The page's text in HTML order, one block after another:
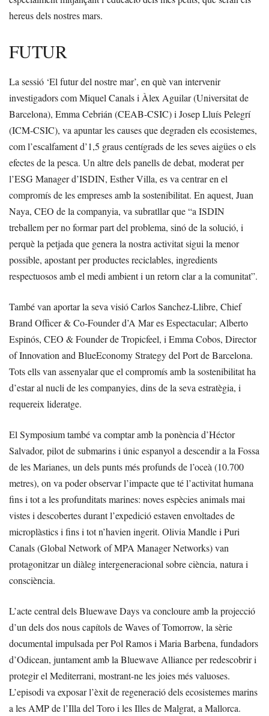
hereus dels nostres mars.
FUTUR
La sessió ‘El futur del nostre mar’, en què van intervenir
investigadors com Miquel Canals i Àlex Aguilar (Universitat de
Barcelona), Emma Cebrián (CEAB-CSIC) i Josep Lluís Pelegrí
(ICM-CSIC), va apuntar les causes que degraden els ecosistemes,
com l’escalfament d’1,5 graus centígrads de les seves aigües o els
efectes de la pesca. Un altre dels panells de debat, moderat per
l’ESG Manager d’ISDIN, Esther Villa, es va centrar en el
compromís de les empreses amb la sostenibilitat. En aquest, Juan
Naya, CEO de la companyia, va subratllar que “a ISDIN
treballem per no formar part del problema, sinó de la solució, i
perquè la petjada que genera la nostra activitat sigui la menor
possible, apostant per productes reciclables, ingredients
respectuosos amb el medi ambient i un retorn clar a la comunitat”.
També van aportar la seva visió Carlos Sanchez-Llibre, Chief
Brand Officer & Co-Founder d’A Mar es Espectacular; Alberto
Espinós, CEO & Founder de Tropicfeel, i Emma Cobos, Director
of Innovation and BlueEconomy Strategy del Port de Barcelona.
Tots ells van assenyalar que el compromís amb la sostenibilitat ha
d’estar al nucli de les companyies, dins de la seva estratègia, i
requereix lideratge.
El Symposium també va comptar amb la ponència d’Héctor
Salvador, pilot de submarins i únic espanyol a descendir a la Fossa
de les Marianes, un dels punts més profunds de l’oceà (10.700
metres), on va poder observar l’impacte que té l’activitat humana
fins i tot a les profunditats marines: noves espècies animals mai
vistes i descobertes durant l’expedició estaven envoltades de
microplàstics i fins i tot n’havien ingerit. Olivia Mandle i Puri
Canals (Global Network of MPA Manager Networks) van
protagonitzar un diàleg intergeneracional sobre ciència, natura i
consciència.
L’acte central dels Bluewave Days va concloure amb la projecció
d’un dels dos nous capítols de Waves of Tomorrow, la sèrie
documental impulsada per Pol Ramos i Maria Barbena, fundadors
d’Odicean, juntament amb la Bluewave Alliance per redescobrir i
protegir el Mediterrani, mostrant-ne les joies més valuoses.
L’episodi va exposar l’èxit de regeneració dels ecosistemes marins
a les AMP de l’Illa del Toro i les Illes de Malgrat, a Mallorca.